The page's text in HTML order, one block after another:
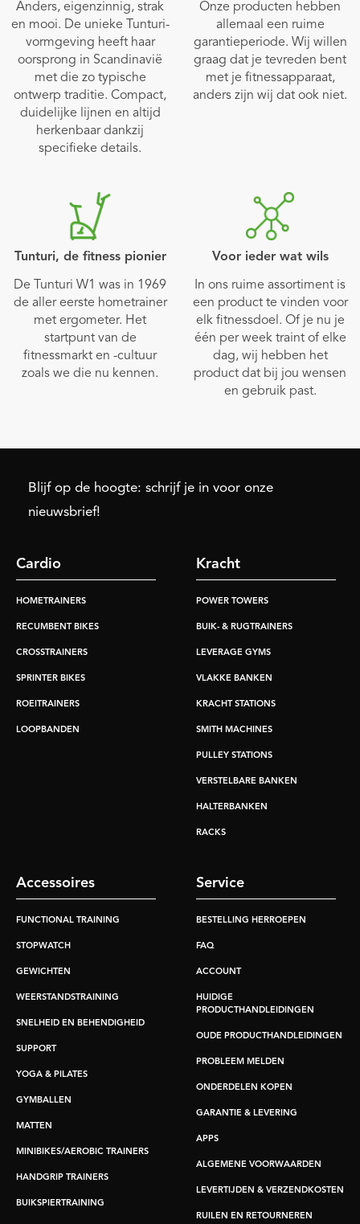
Anders, eigenzinnig, strak
en mooi. De unieke Tunturi-
vormgeving heeft haar
oorsprong in Scandinavië
met die zo typische
ontwerp traditie. Compact,
duidelijke lijnen en altijd
herkenbaar dankzij
specifieke details.
Onze producten hebben
allemaal een ruime
garantieperiode. Wij willen
graag dat je tevreden bent
met je fitnessapparaat,
anders zijn wij dat ook niet.
Tunturi, de fitness pionier
De Tunturi W1 was in 1969
de aller eerste hometrainer
met ergometer. Het
startpunt van de
fitnessmarkt en -cultuur
zoals we die nu kennen.
Voor ieder wat wils
In ons ruime assortiment is
een product te vinden voor
elk fitnessdoel. Of je nu je
één per week traint of elke
dag, wij hebben het
product dat bij jou wensen
en gebruik past.
Blijf op de hoogte: schrijf je in voor onze
nieuwsbrief!
Cardio
HOMETRAINERS
RECUMBENT BIKES
CROSSTRAINERS
SPRINTER BIKES
ROEITRAINERS
LOOPBANDEN
Kracht
POWER TOWERS
BUIK- & RUGTRAINERS
LEVERAGE GYMS
VLAKKE BANKEN
KRACHT STATIONS
SMITH MACHINES
PULLEY STATIONS
VERSTELBARE BANKEN
HALTERBANKEN
RACKS
Accessoires
FUNCTIONAL TRAINING
STOPWATCH
GEWICHTEN
WEERSTANDSTRAINING
SNELHEID EN BEHENDIGHEID
SUPPORT
YOGA & PILATES
GYMBALLEN
MATTEN
MINIBIKES/AEROBIC TRAINERS
HANDGRIP TRAINERS
BUIKSPIERTRAINING
Service
BESTELLING HERROEPEN
FAQ
ACCOUNT
HUIDIGE
PRODUCTHANDLEIDINGEN
OUDE PRODUCTHANDLEIDINGEN
PROBLEEM MELDEN
ONDERDELEN KOPEN
GARANTIE & LEVERING
APPS
ALGEMENE VOORWAARDEN
LEVERTIJDEN & VERZENDKOSTEN
RUILEN EN RETOURNEREN